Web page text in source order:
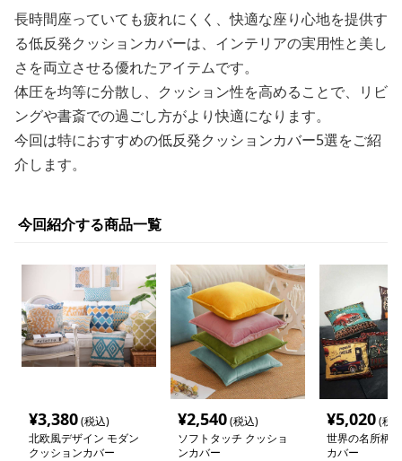
長時間座っていても疲れにくく、快適な座り心地を提供す
る低反発クッションカバーは、インテリアの実用性と美し
さを両立させる優れたアイテムです。
体圧を均等に分散し、クッション性を高めることで、リビ
ングや書斎での過ごし方がより快適になります。
今回は特におすすめの低反発クッションカバー5選をご紹
介します。
今回紹介する商品一覧
¥3,380(税込)
北欧風デザイン モダン
クッションカバー
¥2,540(税込)
ソフトタッチ クッショ
ンカバー
¥5,020(税
世界の名所柄
カバー